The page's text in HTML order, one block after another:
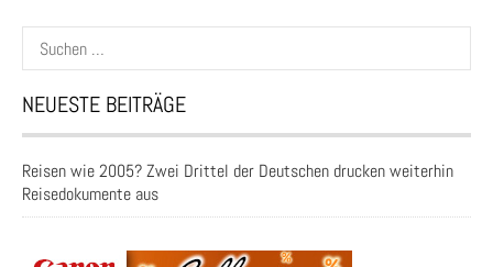
Suchen
nach:
NEUESTE BEITRÄGE
Reisen wie 2005? Zwei Drittel der Deutschen drucken weiterhin
Reisedokumente aus